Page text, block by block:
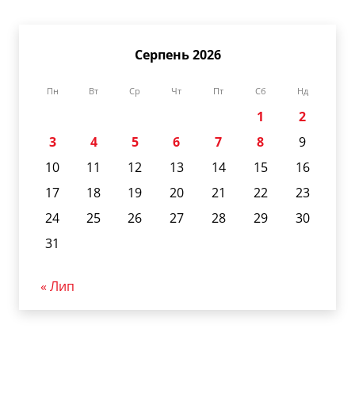
Серпень 2026
Пн Вт Ср Чт Пт Сб Нд
1
2
3
4 5 6 7 8
9
10
11 12 13 14 15
16
17
18 19 20 21 22
23
24
25 26 27 28 29
30
31
« Лип